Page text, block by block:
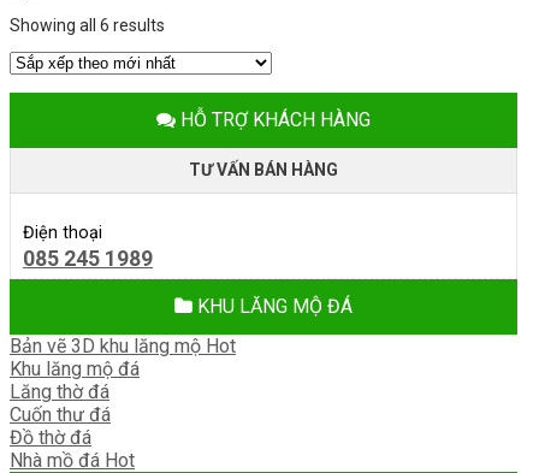
Showing all 6 results
HỖ TRỢ KHÁCH HÀNG
TƯ VẤN BÁN HÀNG
Điện thoại
085 245 1989
KHU LĂNG MỘ ĐÁ
Bản vẽ 3D khu lăng mộ
Khu lăng mộ đá
Lăng thờ đá
Cuốn thư đá
Đồ thờ đá
Nhà mồ đá